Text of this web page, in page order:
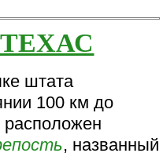
штата
100 км до
расположен
, названный